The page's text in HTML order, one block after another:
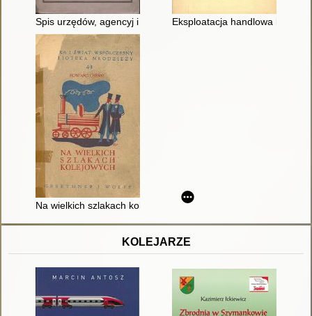
Spis urzędów, agencyj i pośrednictw pocztowo-
Eksploatacja handlowa kolei
Na wielkich szlakach kolejowych
KOLEJARZE